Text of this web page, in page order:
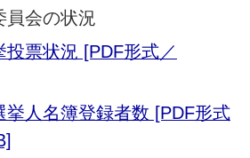
員会の状況
投票状況 [PDF形式／
挙人名簿登録者数 [PDF形式